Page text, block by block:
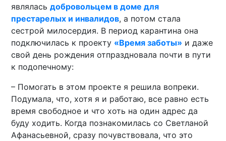
являласьдобровольцем в доме для
престарелых и инвалидов, а потом стала
сестрой милосердия. В период карантина она
подключилась к проекту «Время заботы» и даже
свой день рождения отпраздновала почти в пути
к подопечному:
– Помогать в этом проекте я решила вопреки.
Подумала, что, хотя я и работаю, все равно есть
время свободное и что хоть на один адрес да
буду ходить. Когда познакомилась со Светланой
Афанасьевной, сразу почувствовала, что это